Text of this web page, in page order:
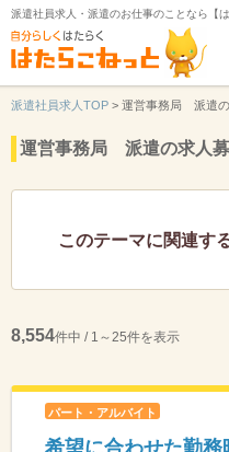
派遣社員求人・派遣のお仕事のことなら【は
派遣社員求人TOP > 運営事務局 派遣
運営事務局 派遣の求人
このテーマに関連す
8,554件中 / 1～25件を表示
パート・アルバイト
希望に合わせた勤